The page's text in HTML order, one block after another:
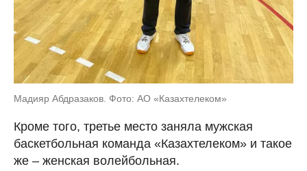
Мадияр Абдразаков. Фото: АО «Казахтелеком»
Кроме того, третье место заняла мужская
баскетбольная команда «Казахтелеком» и такое
же – женская волейбольная.